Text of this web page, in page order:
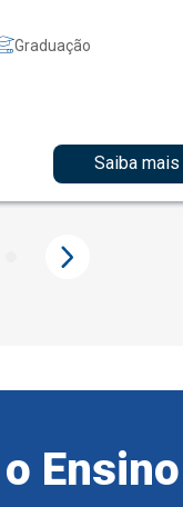
Graduação
Saiba mais